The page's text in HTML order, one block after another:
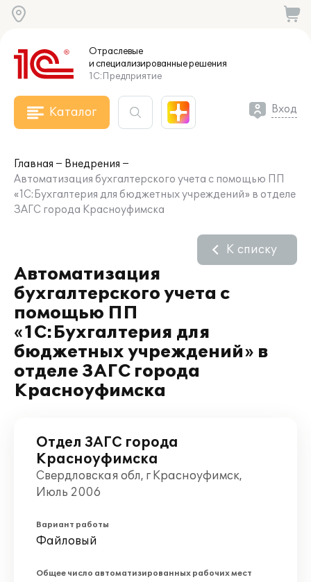
Отраслевые
и специализированныерешения
1С:Предприятие
Каталог Вход
Главная
Внедрения
Автоматизация бухгалтерского учета с помощью ПП
«1С:Бухгалтерия для бюджетных учреждений» в отделе
ЗАГС города Красноуфимска
Автоматизация
бухгалтерского учета с
помощью ПП
«1С:Бухгалтерия для
бюджетных учреждений» в
отделе ЗАГС города
Красноуфимска
К списку
Отдел ЗАГС города
Красноуфимска
Свердловская обл, г Красноуфимск,
Июль 2006
Вариант работы
Файловый
Общее число автоматизированных рабочих мест